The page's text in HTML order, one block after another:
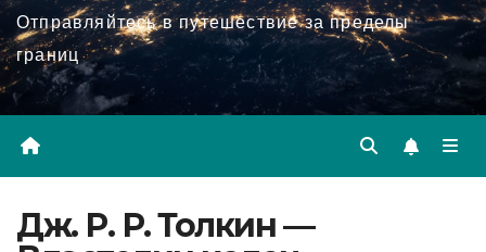
Отправляйтесь в путешествие за пределы
границ
Дж. Р. Р. Толкин —